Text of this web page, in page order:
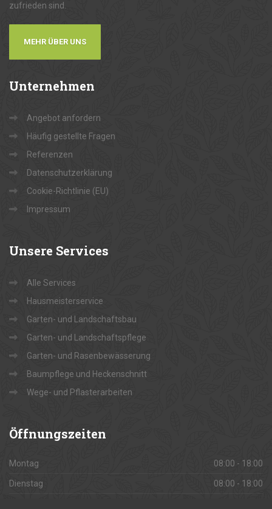
zufrieden sind.
MEHR ÜBER UNS
Unternehmen
Angebot anfordern
Häufig gestellte Fragen
Referenzen
Datenschutzerklärung
Cookie-Richtlinie (EU)
Impressum
Unsere Services
Alle Services
Hausmeisterservice
Garten- und Landschaftsbau
Garten- und Landschaftspflege
Garten- und Rasenbewässerung
Baumpflege und Heckenschnitt
Wege- und Pflasterarbeiten
Öffnungszeiten
Montag 08:00 - 18:00
Dienstag 08:00 - 18:00